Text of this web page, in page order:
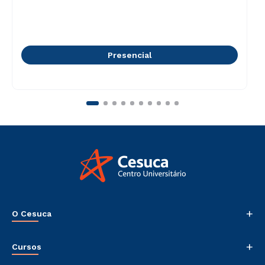
Presencial
O Cesuca +
Sala de Imprensa
Cursos +